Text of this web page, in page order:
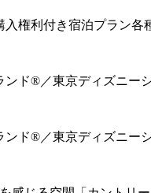
権利付き宿泊プラン各
ンド®／東京ディズニー
ンド®／東京ディズニー